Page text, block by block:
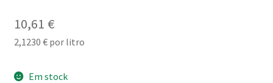
10,61 €
2,1230 €por litro
Em stock